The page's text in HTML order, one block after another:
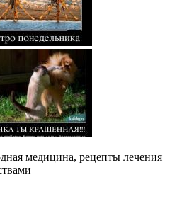
медицина, рецепты лечения